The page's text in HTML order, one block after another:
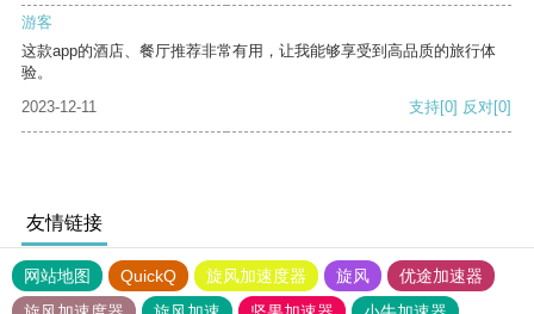
游客
这款app的酒店、餐厅推荐非常有用，让我能够享受到高品质的旅行体
验。
2023-12-11
支持[0] 反对[0]
友情链接
网站地图 QuickQ 旋风加速度器 旋风
优途加速器